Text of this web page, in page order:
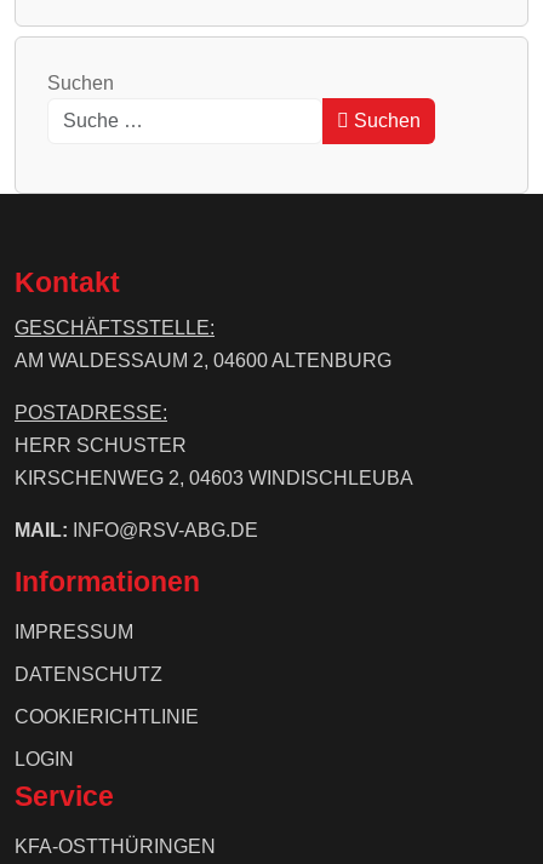
Suchen
Suchen
Kontakt
GESCHÄFTSSTELLE:
AM WALDESSAUM 2, 04600 ALTENBURG
POSTADRESSE:
HERR SCHUSTER
KIRSCHENWEG 2, 04603 WINDISCHLEUBA
MAIL: INFO@RSV-ABG.DE
Informationen
IMPRESSUM
DATENSCHUTZ
COOKIERICHTLINIE
LOGIN
Service
KFA-OSTTHÜRINGEN